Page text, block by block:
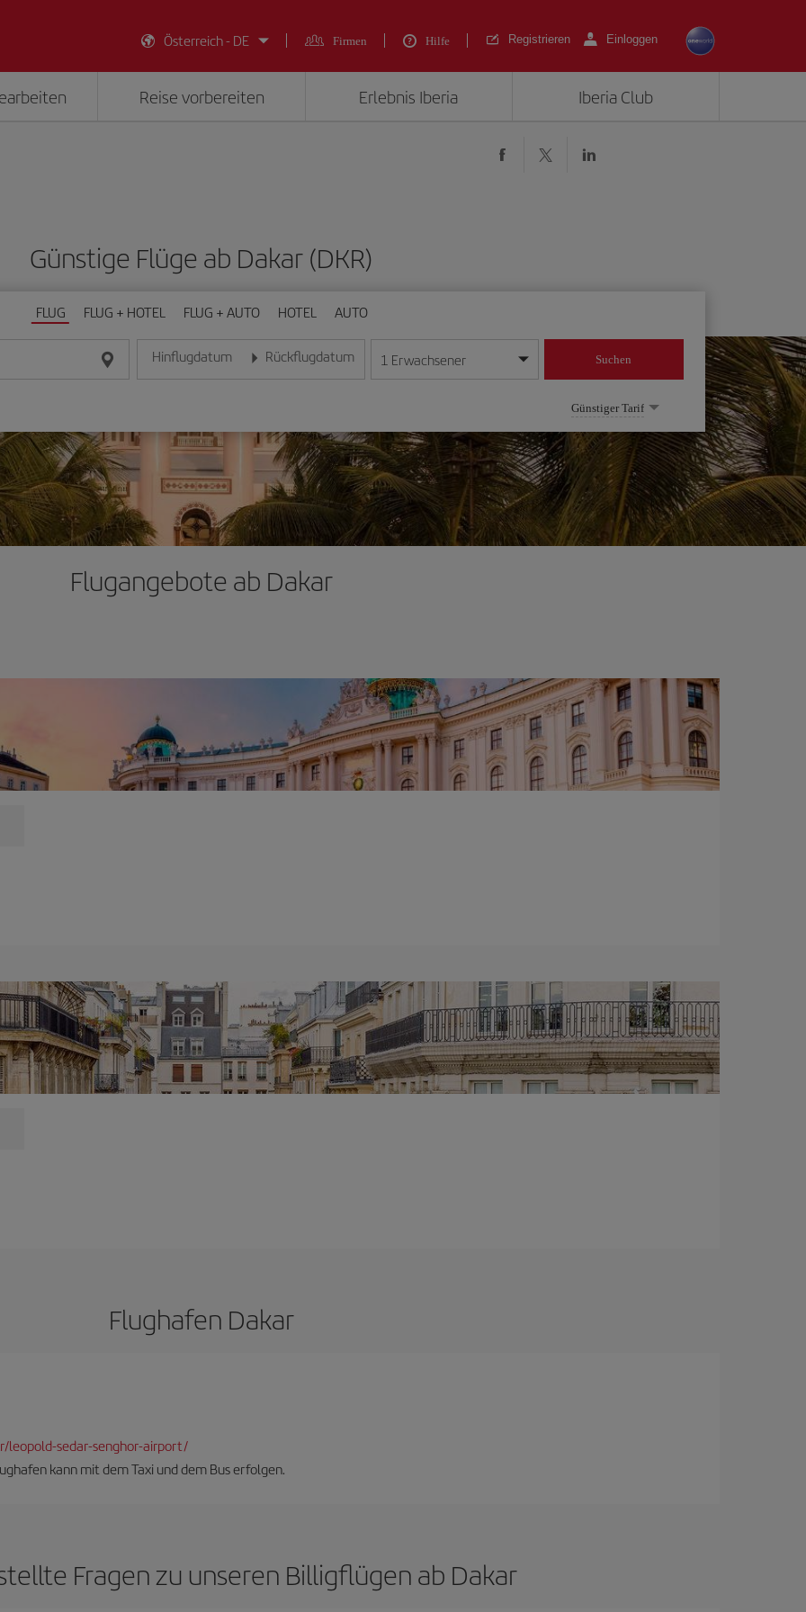
Österreich - DE
Firmen Hilfe Registrieren Einloggen
Reise vorbereiten Erlebnis Iberia Iberia Club
Günstige Flüge ab Dakar (DKR)
FLUG FLUG + HOTEL FLUG + AUTO HOTEL AUTO
Hinflugdatum
Geben Sie das Datum im Format Tag/Monat/Jahr ein
Rückflugdatum
Geben Sie das Datum im Format Tag/Monat/Jahr ein
1 Erwachsener Suchen
Günstiger Tarif
Flugangebote ab Dakar
Flughafen Dakar
sedar-senghor-airport/
kann mit dem Taxi und dem Bus erfolgen.
Fragen zu unseren Billigflügen ab Dakar